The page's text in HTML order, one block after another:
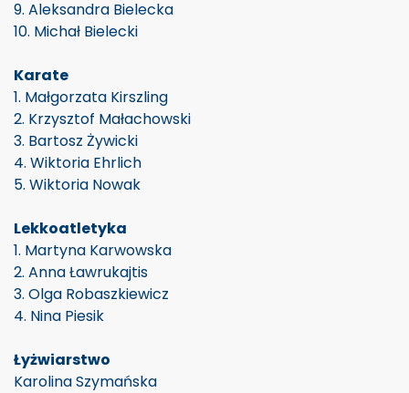
9. Aleksandra Bielecka
10. Michał Bielecki
Karate
1. Małgorzata Kirszling
2. Krzysztof Małachowski
3. Bartosz Żywicki
4. Wiktoria Ehrlich
5. Wiktoria Nowak
Lekkoatletyka
1. Martyna Karwowska
2. Anna Ławrukajtis
3. Olga Robaszkiewicz
4. Nina Piesik
Łyżwiarstwo
Karolina Szymańska